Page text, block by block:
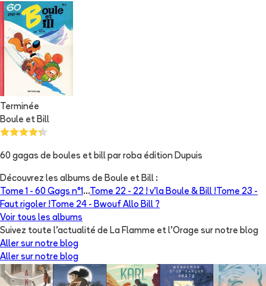
Terminée
Boule et Bill
60 gagas de boules et bill par roba édition Dupuis
Découvrez les albums de Boule et Bill :
Tome 1 - 60 Gags n°1 ...Tome 22 - 22 ! v'la Boule & Bill ! Tome 23 -
Faut rigoler ! Tome 24 - Bwouf Allo Bill ?
Voir tous les albums
Suivez toute l'actualité de La Flamme et l'Orage sur notre blog
Aller sur notre blog
Aller sur notre blog